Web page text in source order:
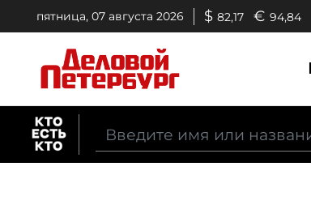
пятница, 07 августа 2026 $ 82,17 € 94,84